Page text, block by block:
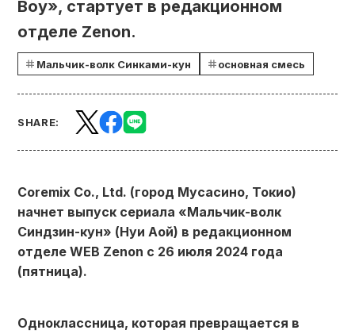
Boy», стартует в редакционном
отделе Zenon.
Мальчик-волк Синками-кун основная смесь
SHARE:
Coremix Co., Ltd. (город Мусасино, Токио)
начнет выпуск сериала «Мальчик-волк
Синдзин-кун» (Нуи Аой) в редакционном
отделе WEB Zenon с 26 июля 2024 года
(пятница).
Одноклассница, которая превращается в